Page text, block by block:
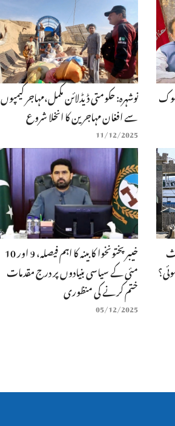
نوشہرہ: حکومتی ڈیڈلائن مکمل،مہاجر کیمپوں
سے افغان مہاجرین کا انخلا شروع
11/12/2025
خیبر پختونخوا کابینہ کا اہم فیصلہ، 9 اور 10
مئی کے سیاسی بنیادوں پر درج مقدمات
ختم کرنے کی منظوری
05/12/2025